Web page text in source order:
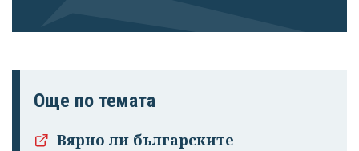
Още по темата
Вярно ли българските